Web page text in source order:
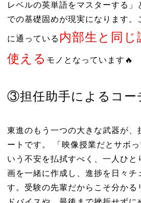
レベルの英単語をマスターする」
での基礎固めが現実になります。
に通っている 内部生と同
使える モノとなっています🔥
③担任助手によるコー
東進のもう一つの大きな武器が、
ートです。 「映像授業だとサボ
いう不安を払拭すべく、一人ひと
画を一緒に作成し、進捗を日々チ
す。受験の先輩だからこそ分かる